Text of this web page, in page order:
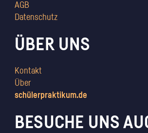
AGB
Datenschutz
ÜBER UNS
Kontakt
Über
schülerpraktikum.de
BESUCHE UNS